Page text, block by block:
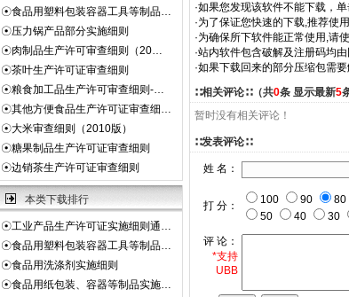
☉食品用塑料包装容器工具等制品…
☉压力锅产品部分实施细则
☉肉制品生产许可审查细则（20…
☉茶叶生产许可证审查细则
☉粮食加工品生产许可审查细则-…
☉其他方便食品生产许可证审查细…
☉大米审查细则（2010版）
☉糖果制品生产许可证审查细则
☉边销茶生产许可证审查细则
本类下载排行
☉工业产品生产许可证实施细则通…
☉食品用塑料包装容器工具等制品…
☉食品用洗涤剂实施细则
☉食品用纸包装、容器等制品实施…
·如果您发现该软件不能下载，
·为了保证您快速的下载,推荐使
·为确保所下软件能正常使用,请
·站内软件包含破解及注册码均
·如果下载回来的部分压缩包需
∷相关评论∷（共0条 显示最新5
暂时没有相关评论！
∷发表评论∷
姓 名：
打 分： 100 90 80
50
40 30
评 论：
*支持
UBB